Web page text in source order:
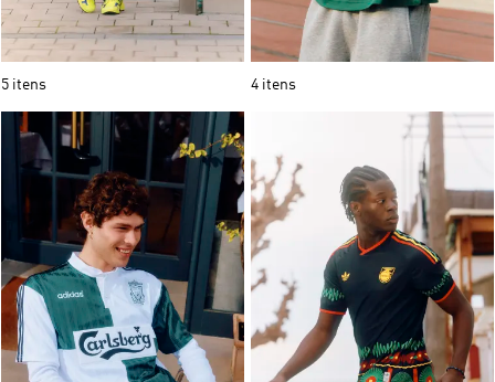
5 itens 4 itens